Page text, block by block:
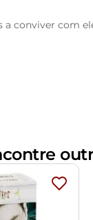
conviver com